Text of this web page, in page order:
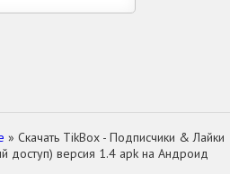
» Скачать TikBox - Подписчики & Лайки
версия 1.4 apk на Андроид